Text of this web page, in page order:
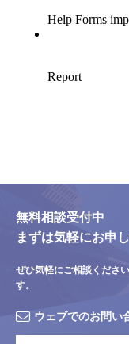
無料相談受付中
まずは気軽にお申
ぜひ気軽にご相談ください
す。
ウェブでのお問い